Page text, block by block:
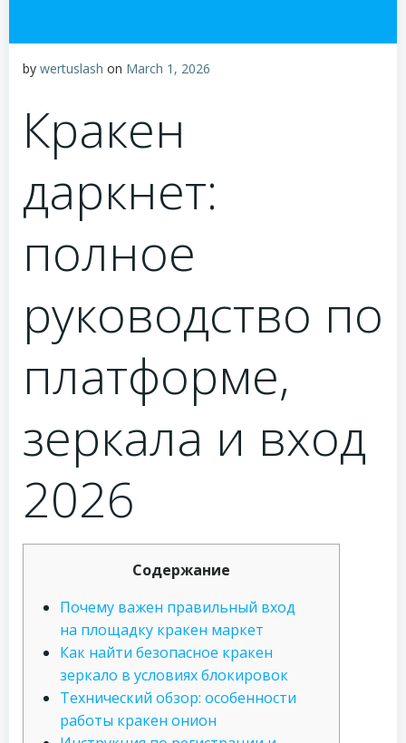
by wertuslash on March 1, 2026
Кракен
даркнет:
полное
руководство по
платформе,
зеркала и вход
2026
Содержание
Почему важен правильный вход
на площадку кракен маркет
Как найти безопасное кракен
зеркало в условиях блокировок
Технический обзор: особенности
работы кракен онион